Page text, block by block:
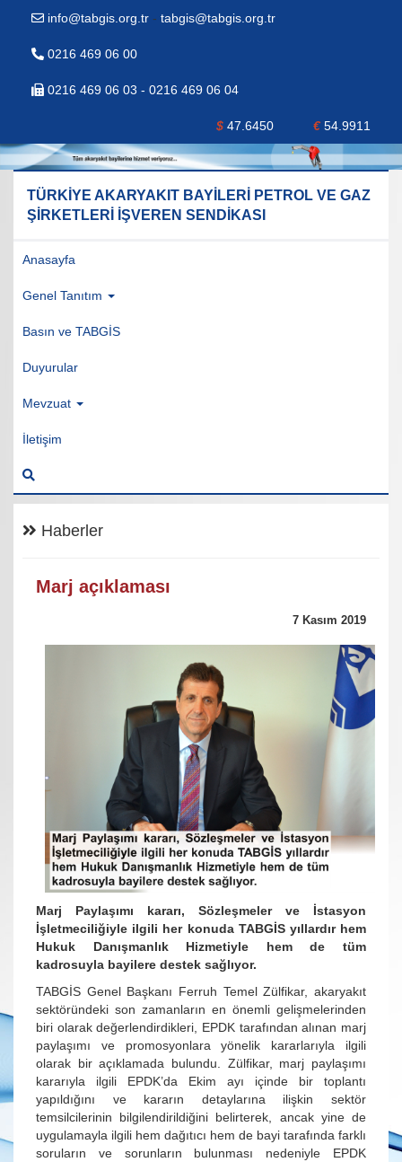
info@tabgis.org.tr - tabgis@tabgis.org.tr
0216 469 06 00
0216 469 06 03 - 0216 469 06 04
$ 47.6450 €54.9911
TÜRKİYE AKARYAKIT BAYİLERİ PETROL VE GAZ
ŞİRKETLERİ İŞVEREN SENDİKASI
Anasayfa
Genel Tanıtım
Basın ve TABGİS
Duyurular
Mevzuat
İletişim
Haberler
Marj açıklaması
7 Kasım 2019
Marj Paylaşımı kararı, Sözleşmeler ve İstasyon
İşletmeciliğiyle ilgili her konuda TABGİS yıllardır hem
Hukuk Danışmanlık Hizmetiyle hem de tüm
kadrosuyla bayilere destek sağlıyor.
TABGİS Genel Başkanı Ferruh Temel Zülfikar, akaryakıt
sektöründeki son zamanların en önemli gelişmelerinden
biri olarak değerlendirdikleri, EPDK tarafından alınan marj
paylaşımı ve promosyonlara yönelik kararlarıyla ilgili
olarak bir açıklamada bulundu. Zülfikar, marj paylaşımı
kararıyla ilgili EPDK’da Ekim ayı içinde bir toplantı
yapıldığını ve kararın detaylarına ilişkin sektör
temsilcilerinin bilgilendirildiğini belirterek, ancak yine de
uygulamayla ilgili hem dağıtıcı hem de bayi tarafında farklı
soruların ve sorunların bulunması nedeniyle EPDK